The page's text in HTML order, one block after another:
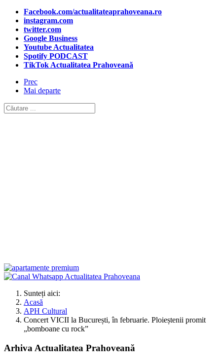
Facebook.com/actualitateaprahoveana.ro
instagram.com
twitter.com
Google Business
Youtube Actualitatea
Spotify PODCAST
TikTok Actualitatea Prahoveană
Prec
Mai departe
Sunteți aici:
Acasă
APH Cultural
Concert VICII la București, în februarie. Ploieștenii promit
„bomboane cu rock”
Arhiva Actualitatea Prahoveană